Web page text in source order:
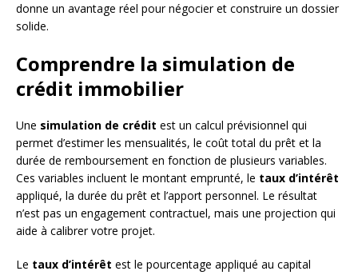
donne un avantage réel pour négocier et construire un dossier
solide.
Comprendre la simulation de
crédit immobilier
Une simulation de crédit est un calcul prévisionnel qui
permet d’estimer les mensualités, le coût total du prêt et la
durée de remboursement en fonction de plusieurs variables.
Ces variables incluent le montant emprunté, le taux d’intérêt
appliqué, la durée du prêt et l’apport personnel. Le résultat
n’est pas un engagement contractuel, mais une projection qui
aide à calibrer votre projet.
Le taux d’intérêt est le pourcentage appliqué au capital